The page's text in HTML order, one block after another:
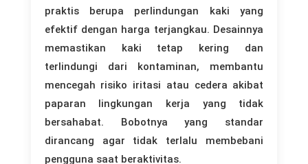
praktis berupa perlindungan kaki yang
efektif dengan harga terjangkau. Desainnya
memastikan kaki tetap kering dan
terlindungi dari kontaminan, membantu
mencegah risiko iritasi atau cedera akibat
paparan lingkungan kerja yang tidak
bersahabat. Bobotnya yang standar
dirancang agar tidak terlalu membebani
pengguna saat beraktivitas.